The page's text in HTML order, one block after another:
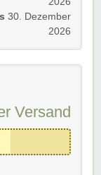
seid, ihr könnt
entgehen und
30. Dezember
2026
Versand